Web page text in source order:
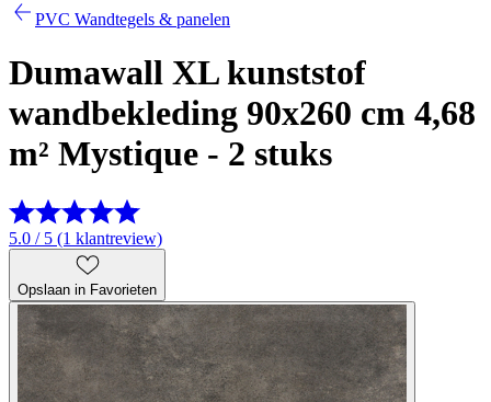
PVC Wandtegels & panelen
Dumawall XL kunststof
wandbekleding 90x260 cm 4,68
m² Mystique - 2 stuks
5.0 / 5 (1 klantreview)
Opslaan in Favorieten